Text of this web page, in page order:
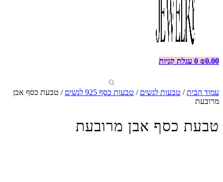
₪0.00
0 עגלת קניות
עמוד הבית/ טבעות לנשים / טבעות כסף 925 לנשים
/ טבעת כסף אבן
מרובעת
טבעת כסף אבן מרובעת